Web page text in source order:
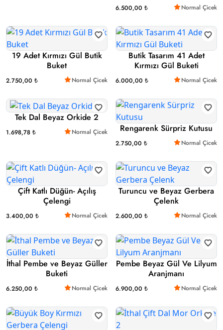
6.500,00 ₺ Normal Çicek
19 Adet Kırmızı Gül Butik
Buket
2.750,00 ₺ Normal Çicek
Butik Tasarım 41 Adet
Kırmızı Gül Buketi
6.000,00 ₺ Normal Çicek
Tek Dal Beyaz Orkide 2
1.698,78 ₺ Normal Çicek Rengarenk Sürpriz Kutusu
2.750,00 ₺ Normal Çicek
Çift Katlı Düğün- Açılış
Çelengi
3.400,00 ₺ Normal Çicek
Turuncu ve Beyaz Gerbera
Çelenk
2.600,00 ₺ Normal Çicek
İthal Pembe ve Beyaz Güller
Buketi
6.250,00 ₺ Normal Çicek
Pembe Beyaz Gül Ve Lilyum
Aranjmanı
6.900,00 ₺ Normal Çicek